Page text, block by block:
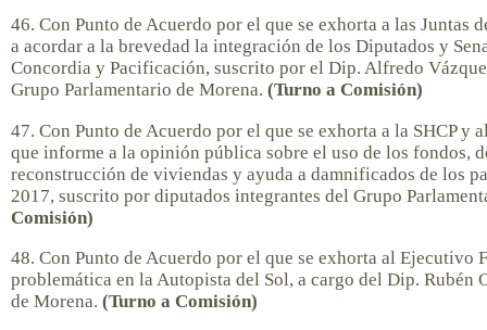
46. Con Punto de Acuerdo por el que se exhorta a las Juntas
a acordar a la brevedad la integración de los Diputados y
Concordia y Pacificación, suscrito por el Dip. Alfredo
Grupo Parlamentario de Morena. (Turno a Comisión)
47. Con Punto de Acuerdo por el que se exhorta a la SHCP y
que informe a la opinión pública sobre el uso de los fondos,
reconstrucción de viviendas y ayuda a damnificados de los
2017, suscrito por diputados integrantes del Grupo
Comisión)
48. Con Punto de Acuerdo por el que se exhorta al Ejecutivo
problemática en la Autopista del Sol, a cargo del Dip. Rubén
de Morena. (Turno a Comisión)